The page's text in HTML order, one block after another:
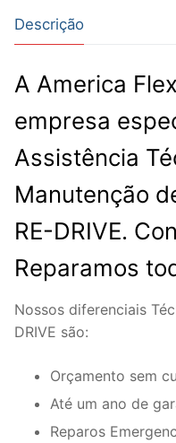
Descrição
A America
empresa
Assistência
Manutenção
RE-DRIVE.
Reparamos
Nossos diferenciais
DRIVE são:
Orçamento sem
Até um ano de
Reparos